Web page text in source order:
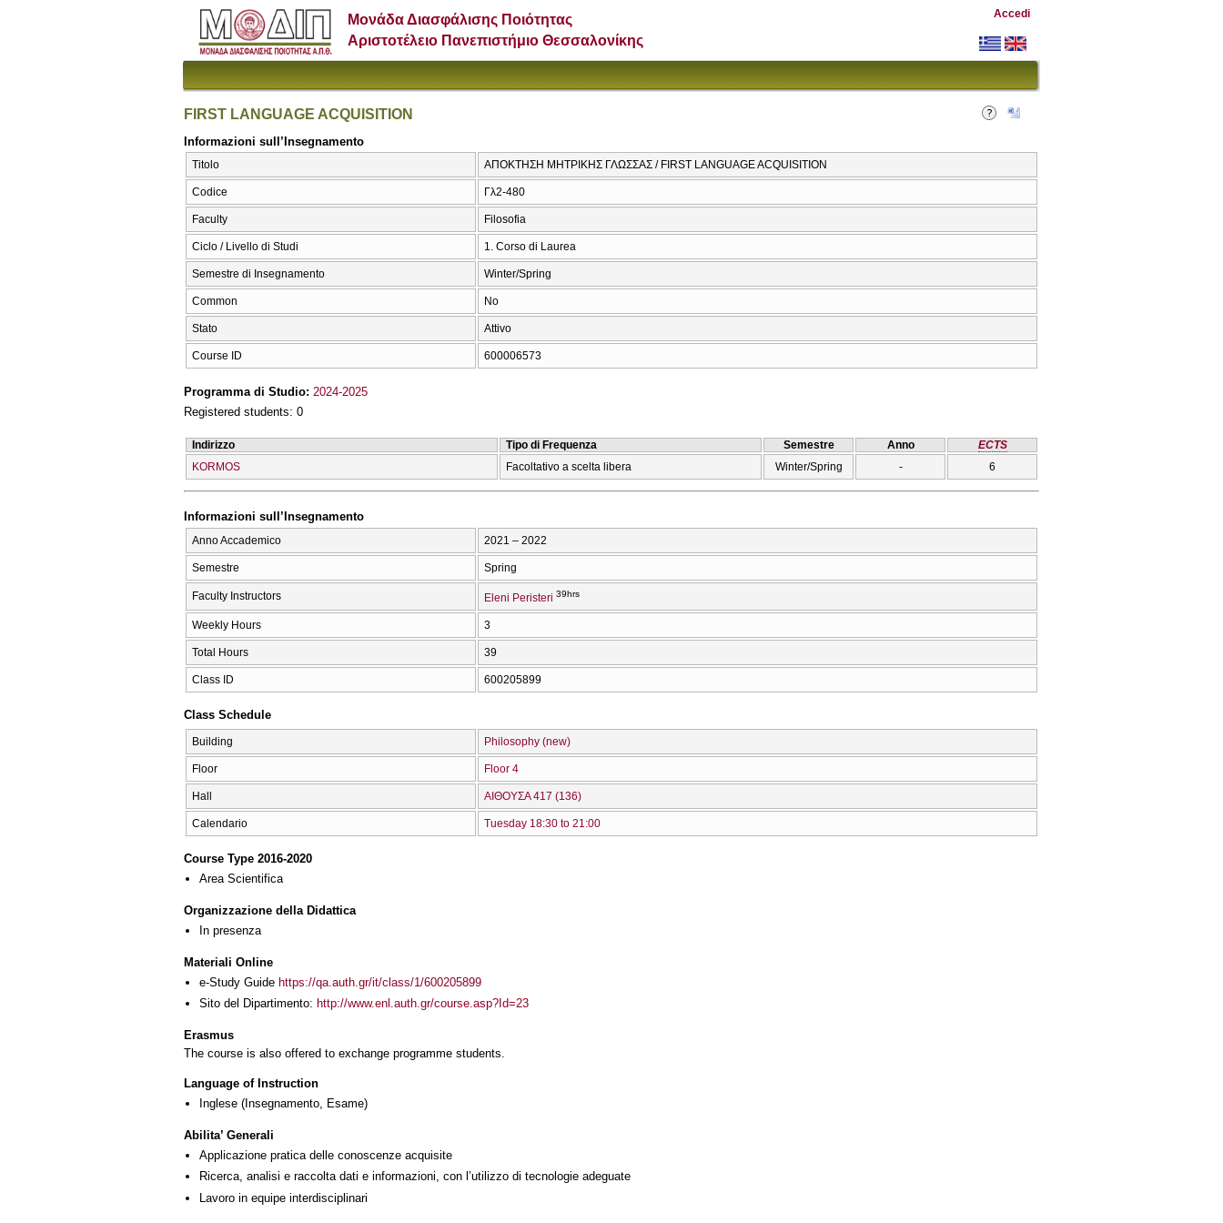
Μονάδα Διασφάλισης Ποιότητας
Αριστοτέλειο Πανεπιστήμιο Θεσσαλονίκης
Accedi
FIRST LANGUAGE ACQUISITION
Informazioni sull’Insegnamento
Titolo ΑΠΟΚΤΗΣΗ ΜΗΤΡΙΚΗΣ ΓΛΩΣΣΑΣ / FIRST LANGUAGE ACQUISITION
Codice Γλ2-480
Faculty Filosofia
Ciclo / Livello di Studi 1. Corso di Laurea
Semestre di Insegnamento Winter/Spring
Common No
Stato Attivo
Course ID 600006573
Programma di Studio: 2024-2025
Registered students: 0
Indirizzo Tipo di Frequenza Semestre Anno
ECTS
KORMOS
Facoltativo a scelta libera Winter/Spring - 6
Informazioni sull’Insegnamento
Anno Accademico 2021 – 2022
Semestre Spring
Faculty Instructors Eleni Peristeri 39hrs
Weekly Hours 3
Total Hours 39
Class ID 600205899
Class Schedule
Building Philosophy (new)
Floor Floor 4
Hall ΑΙΘΟΥΣΑ 417 (136)
Calendario Tuesday 18:30 to 21:00
Course Type 2016-2020
Area Scientifica
Organizzazione della Didattica
In presenza
Materiali Online
e-Study Guide https://qa.auth.gr/it/class/1/600205899
Sito del Dipartimento: http://www.enl.auth.gr/course.asp?Id=23
Erasmus
The course is also offered to exchange programme students.
Language of Instruction
Inglese (Insegnamento, Esame)
Abilita’ Generali
Applicazione pratica delle conoscenze acquisite
Ricerca, analisi e raccolta dati e informazioni, con l’utilizzo di tecnologie adeguate
Lavoro in equipe interdisciplinari